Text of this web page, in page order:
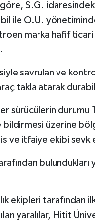
S.G.
ile O.U.
marka hafif ticari
savrulan ve
takla atarak
sürücülerin durumu
bildirmesi üzerine
ve itfaiye ekibi sevk
bulundukları
ekipleri tarafından
yaralılar, Hitit